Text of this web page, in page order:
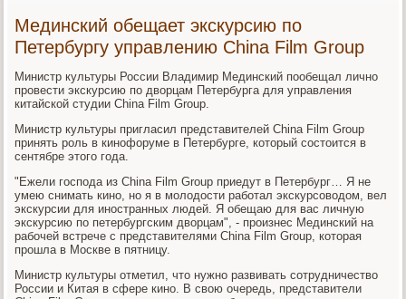
Мединский обещает экскурсию по
Петербургу управлению China Film Group
Министр культуры России Владимир Мединский пообещал лично
провести экскурсию по дворцам Петербурга для управления
китайской студии China Film Group.
Министр культуры пригласил представителей China Film Group
принять роль в кинофоруме в Петербурге, который состоится в
сентябре этого года.
"Ежели господа из China Film Group приедут в Петербург… Я не
умею снимать кино, но я в молодости работал экскурсоводом, вел
экскурсии для иностранных людей. Я обещаю для вас личную
экскурсию по петербургским дворцам", - произнес Мединский на
рабочей встрече с представителями China Film Group, которая
прошла в Москве в пятницу.
Министр культуры отметил, что нужно развивать сотрудничество
России и Китая в сфере кино. В свою очередь, представители